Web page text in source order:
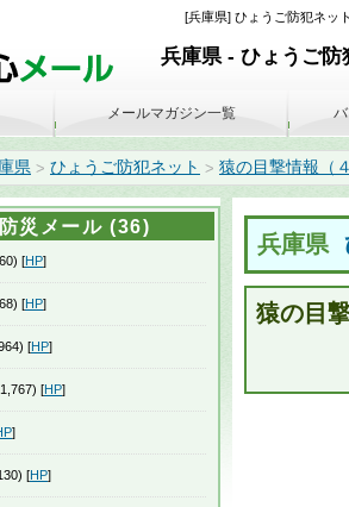
[兵庫県] ひょうご防犯ネッ
兵庫県 - ひょうご防
県 > ひょうご防犯ネット > 猿の目撃情報（
兵庫県
猿の目
メールマガジン一覧
災メール (36)
[HP]
[HP]
[HP]
[HP]
]
[HP]